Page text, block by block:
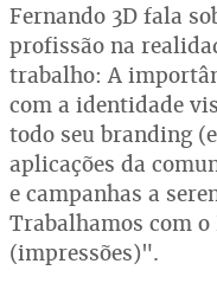
Fernando 3D fala
profissão na
trabalho: A
com a identidade
todo seu branding
aplicações da
e campanhas a
Trabalhamos com
(impressões)".